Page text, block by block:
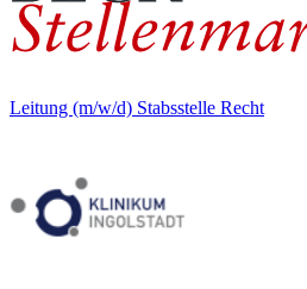
Leitung (m/w/d) Stabsstelle Recht